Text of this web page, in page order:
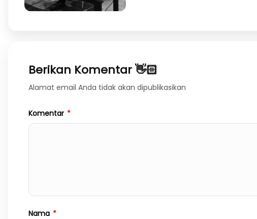
Berikan Komentar 👋🏻
Alamat email Anda tidak akan dipublikasikan
Komentar *
Nama *